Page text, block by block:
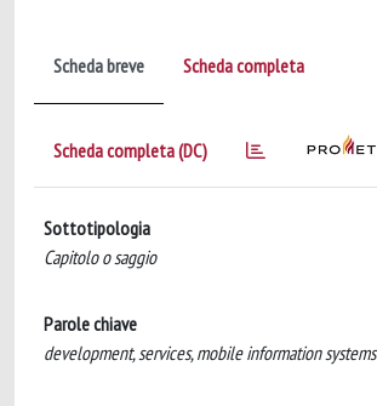
Scheda breve Scheda completa
Scheda completa (DC)
Sottotipologia
Capitolo o saggio
Parole chiave
development, services, mobile information systems